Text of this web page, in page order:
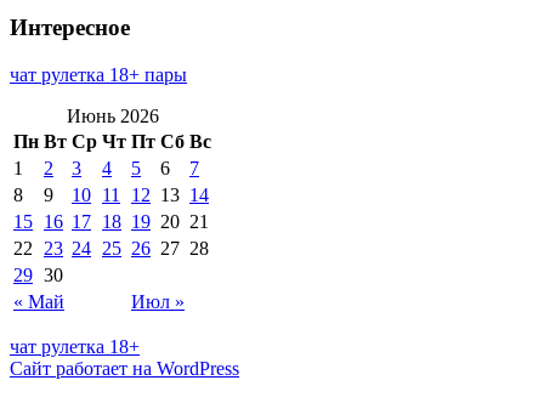
Интересное
чат рулетка 18+ пары
Июнь 2026
Пн Вт Ср Чт Пт Сб Вс
« Май Июл »
1 2 3 4 5 6
7
8
9 10 11 12 13 14
15 16 17 18 19 20 21
22
23 24 25 26 27 28
29 30
чат рулетка 18+
Сайт работает на WordPress